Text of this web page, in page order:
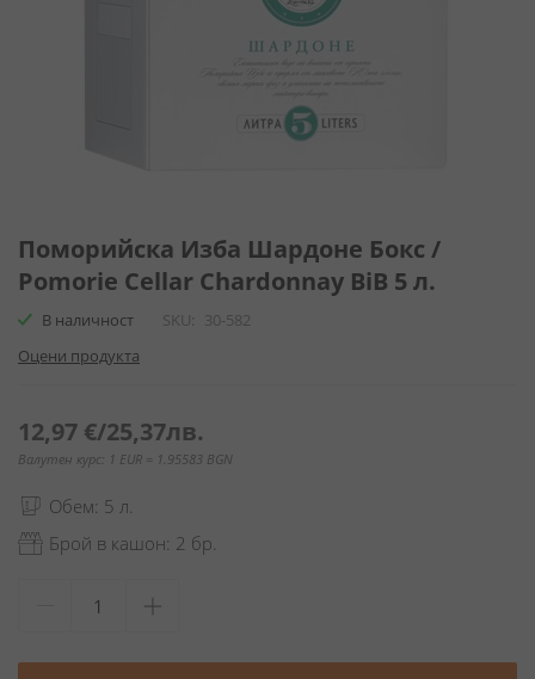
към
началото
на
галерия
снимки
Поморийска Изба Шардоне Бокс /
Pomorie Cellar Chardonnay BiB 5 л.
В наличност SKU
30-582
Оцени продукта
12,97 €/25,37лв.
Валутен курс: 1 EUR = 1.95583 BGN
Обем: 5 л.
Брой в кашон: 2 бр.